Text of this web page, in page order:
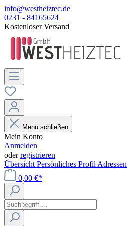
info@westheiztec.de
0231 - 84165624
Kostenloser Versand
Menü schließen
Mein Konto
Anmelden
oderregistrieren
Übersicht Persönliches Profil Adressen
0,00 €*